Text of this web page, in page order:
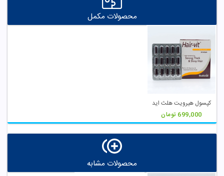
محصولات مکمل
کپسول هیرویت هلث اید
699,000 تومان
محصولات مشابه